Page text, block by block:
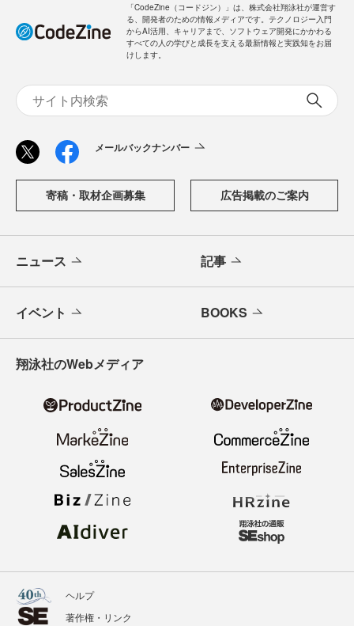
「CodeZine（コードジン）」は、株式会社翔泳社が運営す
る、開発者のための情報メディアです。テクノロジー入門
からAI活用、キャリアまで、ソフトウェア開発にかかわる
すべての人の学びと成長を支える最新情報と実践知をお届
けします。
メールバックナンバー
寄稿・取材企画募集 広告掲載のご案内
ニュース 記事
イベント BOOKS
翔泳社のWebメディア
ヘルプ
著作権・リンク